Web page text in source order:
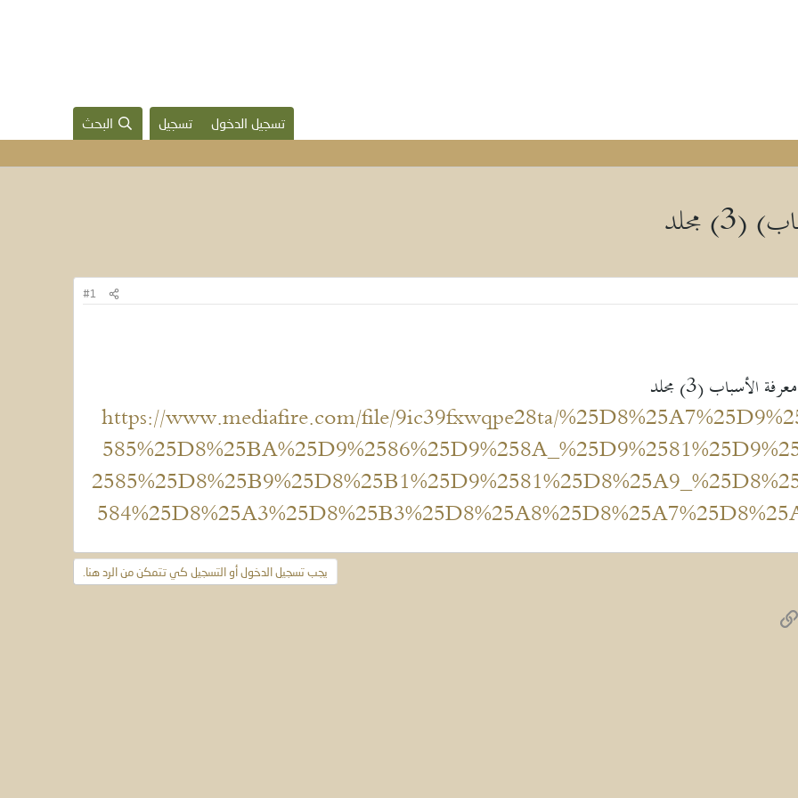
تسجيل الدخول تسجيل البحث
مجلد
#1
الأسباب (3) مجلد
https://www.mediafire.com/file/9ic39fxwqpe28ta/
يجب تسجيل الدخول أو التسجيل كي تتمكن من الرد هنا.
الإلكتروني